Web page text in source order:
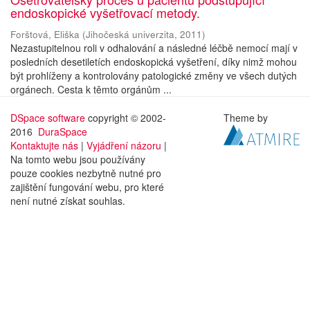
endoskopické vyšetřovací metody.
Forštová, Eliška (Jihočeská univerzita, 2011)
Nezastupitelnou roli v odhalování a následné léčbě nemocí mají v
posledních desetiletích endoskopická vyšetření, díky nimž mohou
být prohlíženy a kontrolovány patologické změny ve všech dutých
orgánech. Cesta k těmto orgánům ...
DSpace software copyright © 2002-
2016 DuraSpace
Kontaktujte nás | Vyjádření názoru |
Na tomto webu jsou používány
pouze cookies nezbytně nutné pro
zajištění fungování webu, pro které
není nutné získat souhlas.
Theme by